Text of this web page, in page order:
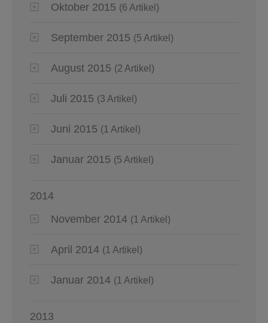
Oktober 2015 (6 Artikel)
September 2015 (5 Artikel)
August 2015 (2 Artikel)
Juli 2015 (3 Artikel)
Juni 2015 (1 Artikel)
Januar 2015 (5 Artikel)
2014
November 2014 (1 Artikel)
April 2014 (1 Artikel)
Januar 2014 (1 Artikel)
2013